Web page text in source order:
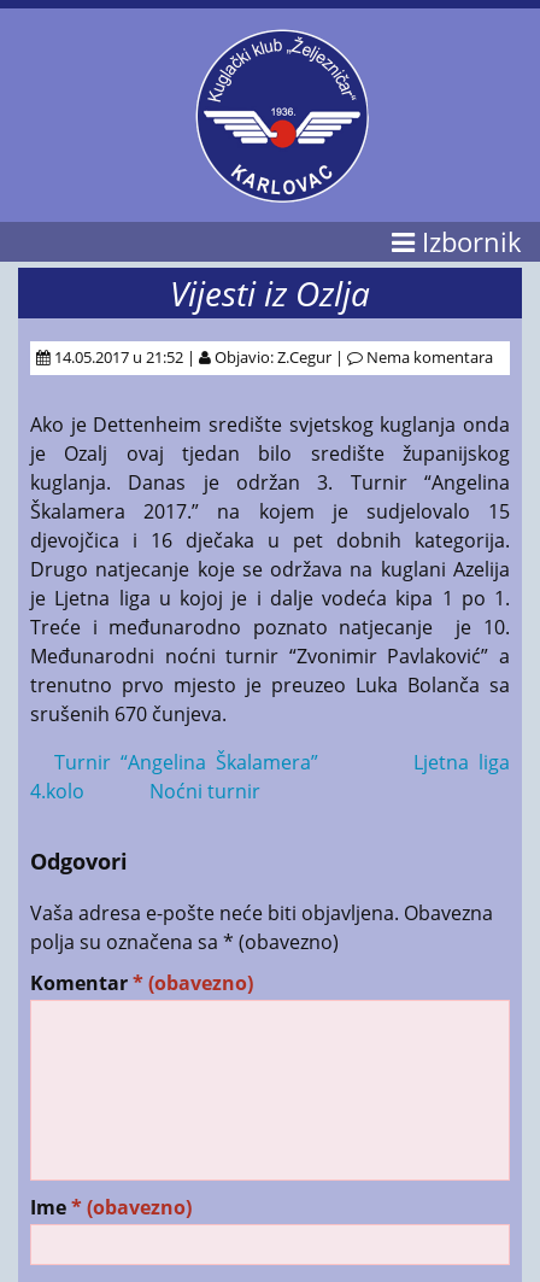
Izbornik
Vijesti iz Ozlja
14.05.2017 u 21:52 | Objavio: Z.Cegur | Nema komentara
Ako je Dettenheim središte svjetskog kuglanja onda
je Ozalj ovaj tjedan bilo središte županijskog
kuglanja. Danas je održan 3. Turnir “Angelina
Škalamera 2017.” na kojem je sudjelovalo 15
djevojčica i 16 dječaka u pet dobnih kategorija.
Drugo natjecanje koje se održava na kuglani Azelija
je Ljetna liga u kojoj je i dalje vodeća kipa 1 po 1.
Treće i međunarodno poznato natjecanje je 10.
Međunarodni noćni turnir “Zvonimir Pavlaković” a
trenutno prvo mjesto je preuzeo Luka Bolanča sa
srušenih 670 čunjeva.
Turnir “Angelina Škalamera”
Ljetna liga
4.kolo
Noćni turnir
Odgovori
Vaša adresa e-pošte neće biti objavljena. Obavezna
polja su označena sa * (obavezno)
Komentar* (obavezno)
Ime* (obavezno)